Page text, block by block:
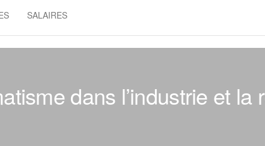
SALAIRES
dans l’industrie et la